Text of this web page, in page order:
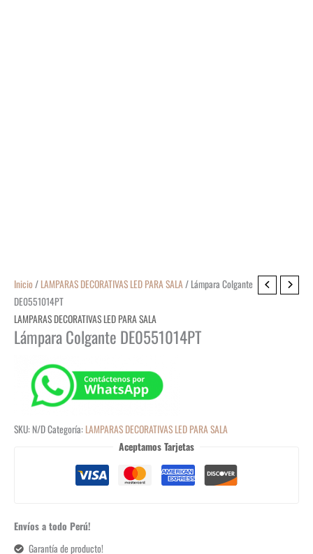
Inicio/ LAMPARAS DECORATIVAS LED PARA SALA/ Lámpara Colgante
DE0551014PT
LAMPARAS DECORATIVAS LED PARA SALA
Lámpara Colgante DE0551014PT
SKU: N/DCategoría: LAMPARAS DECORATIVAS LED PARA SALA
Aceptamos Tarjetas
Envíos a todo Perú!
Garantía de producto!